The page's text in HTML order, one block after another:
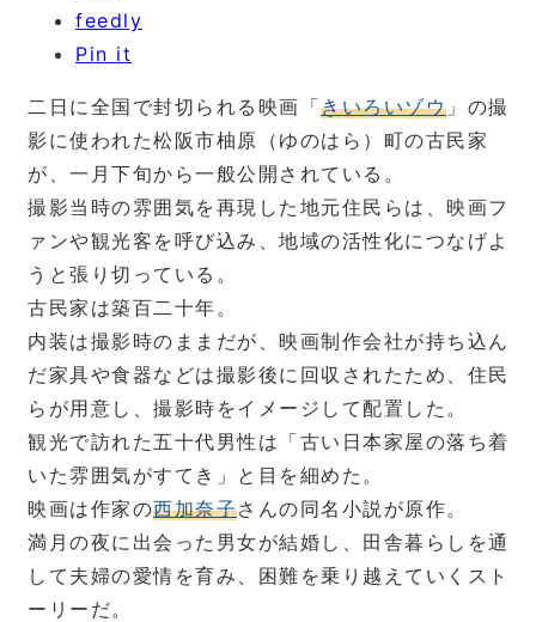
feedly
Pin it
二日に全国で封切られる映画「きいろいゾウ 」の撮
影に使われた松阪市柚原（ゆのはら）町の古民家
が、一月下旬から一般公開されている。
撮影当時の雰囲気を再現した地元住民らは、映画フ
ァンや観光客を呼び込み、地域の活性化につなげよ
うと張り切っている。
古民家は築百二十年。
内装は撮影時のままだが、映画制作会社が持ち込ん
だ家具や食器などは撮影後に回収されたため、住民
らが用意し、撮影時をイメージして配置した。
観光で訪れた五十代男性は「古い日本家屋の落ち着
いた雰囲気がすてき」と目を細めた。
映画は作家の西加奈子さんの同名小説が原作。
満月の夜に出会った男女が結婚し、田舎暮らしを通
して夫婦の愛情を育み、困難を乗り越えていくスト
ーリーだ。